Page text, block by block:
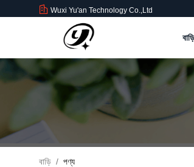
Wuxi Yu'an Technology Co.,Ltd
বাড়ি
বাড়ি / পণ্য